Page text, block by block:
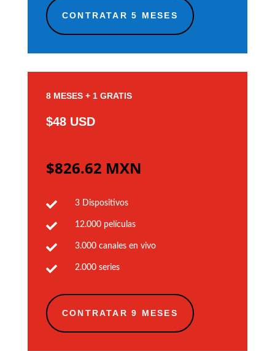
CONTRATAR 5 MESES
8 MESES + 1 GRATIS
$48 USD
$826.62 MXN
 3 Dispositivos
 12.000 películas
 3.000 canales en vivo
 2.000 series
CONTRATAR 9 MESES